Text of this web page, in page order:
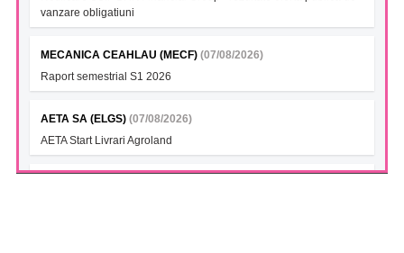
vanzare obligatiuni
MECANICA CEAHLAU (MECF) (07/08/2026)
Raport semestrial S1 2026
AETA SA (ELGS) (07/08/2026)
AETA Start Livrari Agroland